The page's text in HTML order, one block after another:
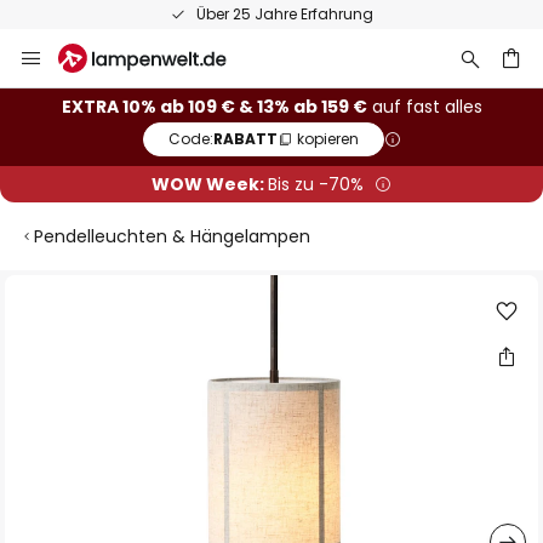
Über 25 Jahre Erfahrung
Inhalt
springen
EXTRA 10% ab 109 € & 13% ab 159 €auf fast alles
Code:RABATT kopieren
WOW Week:Bis zu -70%
Pendelleuchten & Hängelampen